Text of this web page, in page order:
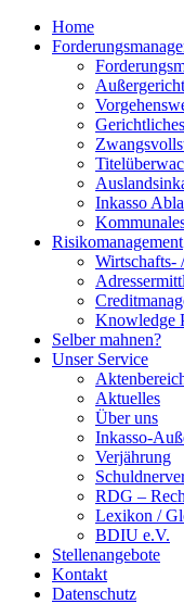
Home
Inkasso
Risikomanagement
Wirtschafts-
Knowledge
Selber mahnen?
Unser Service
Aktuelles
Über uns
Inkasso-
Verjährung
RDG –
Lexikon /
BDIU e.V.
Stellenangebote
Kontakt
Datenschutz